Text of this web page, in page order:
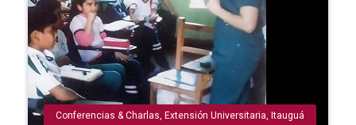
Conferencias & Charlas, Extensión Universitaria, Itauguá